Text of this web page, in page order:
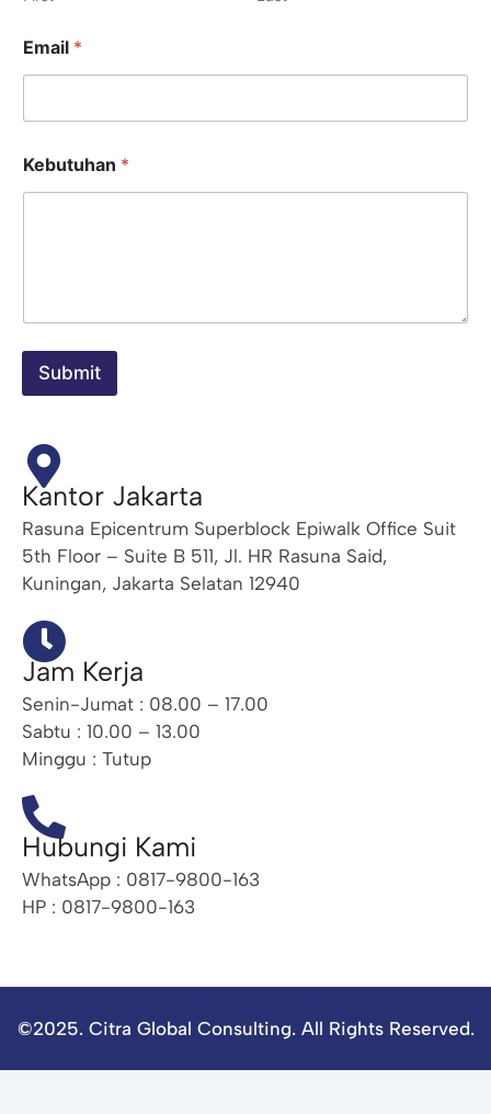
Email *
a
m
p
m
Kebutuhan *
Submit
Kantor Jakarta
Rasuna Epicentrum Superblock Epiwalk Office Suit
5th Floor – Suite B 511, Jl. HR Rasuna Said,
Kuningan, Jakarta Selatan 12940
Jam Kerja
Senin-Jumat : 08.00 – 17.00
Sabtu : 10.00 – 13.00
Minggu : Tutup
Hubungi Kami
WhatsApp : 0817-9800-163
HP : 0817-9800-163
©2025. Citra Global Consulting. All Rights Reserved.